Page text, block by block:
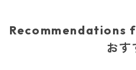
Recommendations
おす